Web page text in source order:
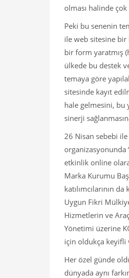
olması halinde
Peki bu senenin
ile web sitesine bir
bir form yaratmış
ülkede bu destek
temaya göre
sitesinde kayıt
hale gelmesini, bu
sinerji
26 Nisan sebebi
organizasyonunda
etkinlik online
Marka Kurumu
katılımcılarının
Uygun Fikri
Hizmetlerin ve
Yönetimi üzerine
için oldukça
Her özel günde
dünyada aynı